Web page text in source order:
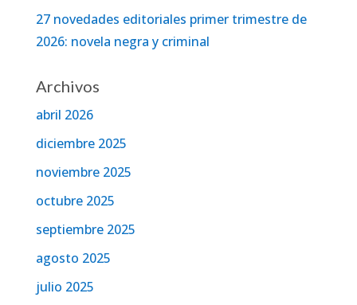
27 novedades editoriales primer trimestre de
2026: novela negra y criminal
Archivos
abril 2026
diciembre 2025
noviembre 2025
octubre 2025
septiembre 2025
agosto 2025
julio 2025